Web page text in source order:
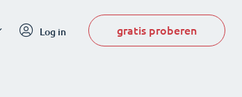
Log in gratis proberen